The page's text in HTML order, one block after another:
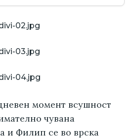
момент всушност
чувана
и Филип се во врска